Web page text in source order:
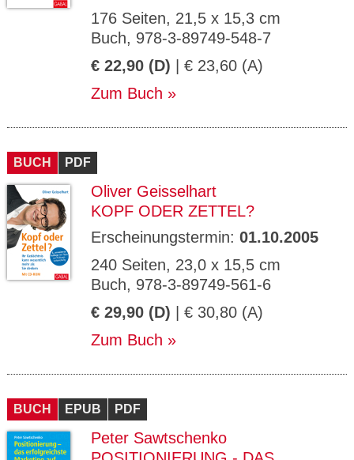
176 Seiten, 21,5 x 15,3 cm
Buch, 978-3-89749-548-7
€ 22,90 (D) | € 23,60 (A)
Zum Buch
BUCH PDF
Oliver Geisselhart
KOPF ODER ZETTEL?
Erscheinungstermin: 01.10.2005
240 Seiten, 23,0 x 15,5 cm
Buch, 978-3-89749-561-6
€ 29,90 (D) | € 30,80 (A)
Zum Buch
BUCH EPUB PDF
Peter Sawtschenko